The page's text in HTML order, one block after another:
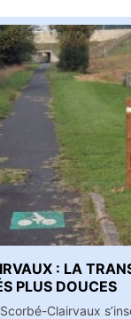
: LA
PLUS DOUCES
Clairvaux